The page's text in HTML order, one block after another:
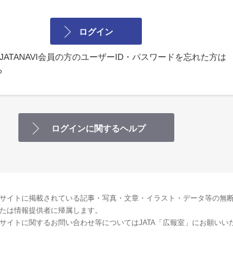
ログイン
会員の方のユーザーID・パスワードを忘れた方は
ログインに関するヘルプ
イトに掲載されている記事・写真・文章・イラスト・データ等の無
は情報提供者に帰属します。
イトに関するお問い合わせ等についてはJATA「広報室」にお願いい